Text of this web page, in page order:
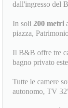
dall'ingresso del
In soli 200 metri
piazza,
Il B&B offre tre
bagno privato
Tutte le camere
autonomo, TV